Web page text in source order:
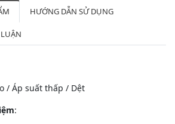
HƯỚNG DẪN SỬ DỤNG
/ Áp suất thấp / Dệt
: